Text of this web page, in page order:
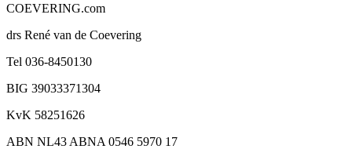
COEVERING.com
drs René van de Coevering
Tel 036-8450130
BIG 39033371304
KvK 58251626
ABN NL43 ABNA 0546 5970 17